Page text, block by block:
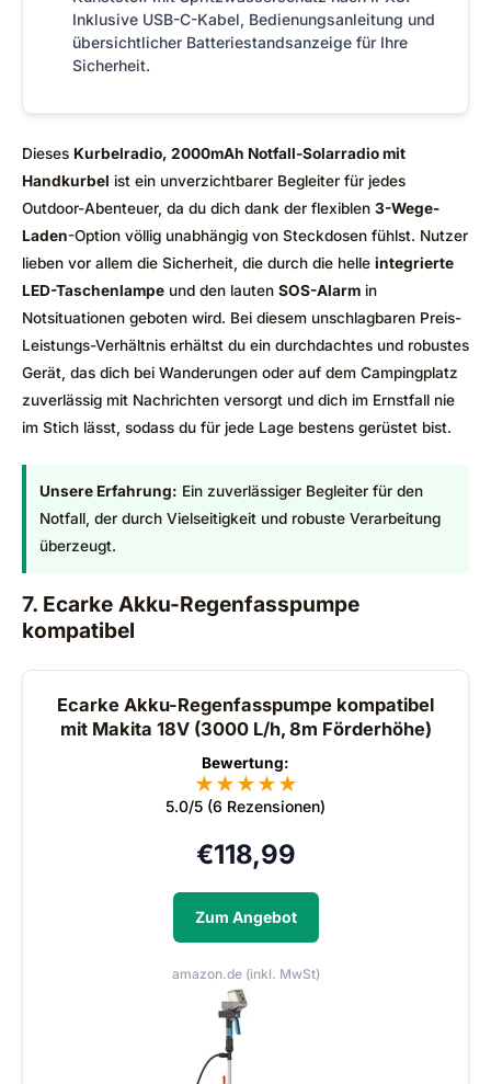
Inklusive USB-C-Kabel, Bedienungsanleitung und
übersichtlicher Batteriestandsanzeige für Ihre
Sicherheit.
Dieses Kurbelradio, 2000mAh Notfall-Solarradio mit
Handkurbel ist ein unverzichtbarer Begleiter für jedes
Outdoor-Abenteuer, da du dich dank der flexiblen 3-Wege-
Laden-Option völlig unabhängig von Steckdosen fühlst. Nutzer
lieben vor allem die Sicherheit, die durch die helle integrierte
LED-Taschenlampe und den lauten SOS-Alarm in
Notsituationen geboten wird. Bei diesem unschlagbaren Preis-
Leistungs-Verhältnis erhältst du ein durchdachtes und robustes
Gerät, das dich bei Wanderungen oder auf dem Campingplatz
zuverlässig mit Nachrichten versorgt und dich im Ernstfall nie
im Stich lässt, sodass du für jede Lage bestens gerüstet bist.
Unsere Erfahrung: Ein zuverlässiger Begleiter für den
Notfall, der durch Vielseitigkeit und robuste Verarbeitung
überzeugt.
7. Ecarke Akku-Regenfasspumpe
kompatibel
Ecarke Akku-Regenfasspumpe kompatibel
mit Makita 18V (3000 L/h, 8m Förderhöhe)
Bewertung:
★★★★★
5.0/5 (6 Rezensionen)
€118,99
Zum Angebot
amazon.de (inkl. MwSt)